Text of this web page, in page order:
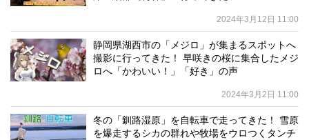
2024年3月12日 11:00
静岡県湖西市の「メジロ」が集まるスポットへ
撮影に行ってきた！ 早咲きの桜に集合したメジ
ロへ「かわいい！」「好き」の声
2024年3月2日 11:00
冬の「釧路湿原」を自転車で走ってきた！ 雪原
を爆走するシカの群れや牧場をウロつくタンチ